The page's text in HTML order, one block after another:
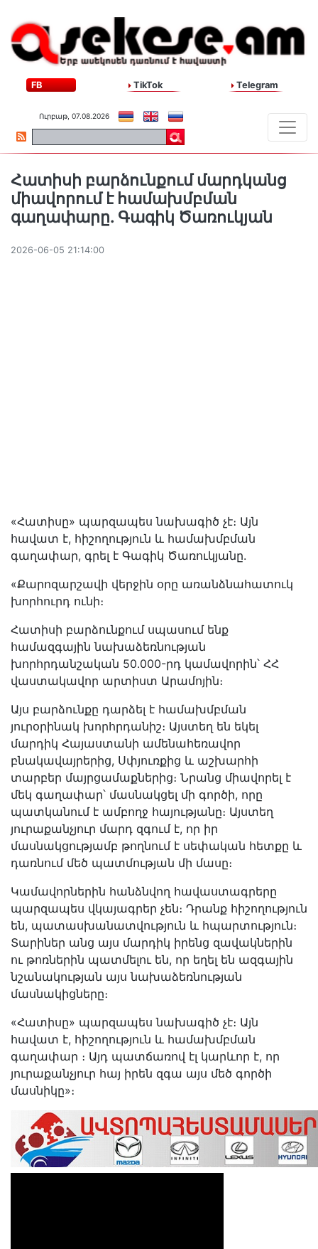
FB TikTok Telegram
Ուրբաթ, 07.08.2026
Հատիսի բարձունքում մարդկանց
միավորում է համախմբման
գաղափարը. Գագիկ Ծառուկյան
2026-06-05 21:14:00
«Հատիսը» պարզապես նախագիծ չէ։ Այն
հավատ է, հիշողություն և համախմբման
գաղափար, գրել է Գագիկ Ծառուկյանը.
«Քարոզարշավի վերջին օրը առանձնահատուկ
խորհուրդ ունի։
Հատիսի բարձունքում սպասում ենք
համազգային նախաձեռնության
խորհրդանշական 50․000-րդ կամավորին՝ ՀՀ
վաստակավոր արտիստ Արամոյին։
Այս բարձունքը դարձել է համախմբման
յուրօրինակ խորհրդանիշ։ Այստեղ են եկել
մարդիկ Հայաստանի ամենահեռավոր
բնակավայրերից, Սփյուռքից և աշխարհի
տարբեր մայրցամաքներից։ Նրանց միավորել է
մեկ գաղափար՝ մասնակցել մի գործի, որը
պատկանում է ամբողջ հայությանը։ Այստեղ
յուրաքանչյուր մարդ զգում է, որ իր
մասնակցությամբ թողնում է սեփական հետքը և
դառնում մեծ պատմության մի մասը։
Կամավորներին հանձնվող հավաստագրերը
պարզապես վկայագրեր չեն։ Դրանք հիշողություն
են, պատասխանատվություն և հպարտություն։
Տարիներ անց այս մարդիկ իրենց զավակներին
ու թոռներին պատմելու են, որ եղել են ազգային
նշանակության այս նախաձեռնության
մասնակիցները։
«Հատիսը» պարզապես նախագիծ չէ։ Այն
հավատ է, հիշողություն և համախմբման
գաղափար ։ Այդ պատճառով էլ կարևոր է, որ
յուրաքանչյուր հայ իրեն զգա այս մեծ գործի
մասնիկը»։